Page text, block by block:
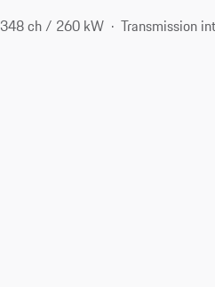
348 ch / 260 kW Transmission